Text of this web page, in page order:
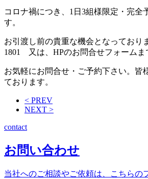
コロナ禍につき、1日3組様限定・完全
す。
お引渡し前の貴重な機会となっており
1801 又は、HPのお問合せフォームま
お気軽にお問合せ・ご予約下さい。皆
ております。
< PREV
NEXT >
contact
お問い合わせ
当社へのご相談やご依頼は、こちらの